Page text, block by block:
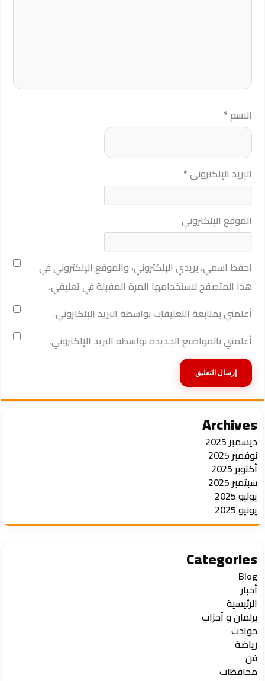
الاسم*
البريد الإلكتروني*
الموقع الإلكتروني
احفظ اسمي، بريدي الإلكتروني، والموقع الإلكتروني في
هذا المتصفح لاستخدامها المرة المقبلة في تعليقي.
أعلمني بمتابعة التعليقات بواسطة البريد الإلكتروني.
أعلمني بالمواضيع الجديدة بواسطة البريد الإلكتروني.
Archives
ديسمبر 2025
نوفمبر 2025
أكتوبر 2025
سبتمبر 2025
يوليو 2025
يونيو 2025
Categories
Blog
أخبار
الرئيسية
برلمان و أحزاب
حوادث
رياضة
فن
محافظات